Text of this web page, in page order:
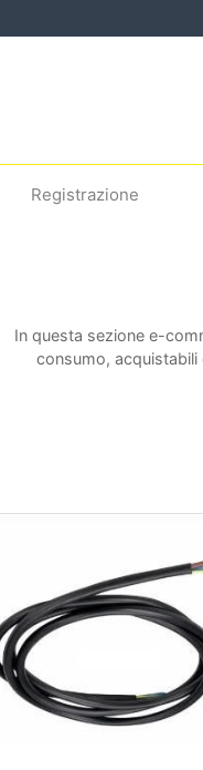
Registrazione
In questa sezione e-
consumo, acquistabili